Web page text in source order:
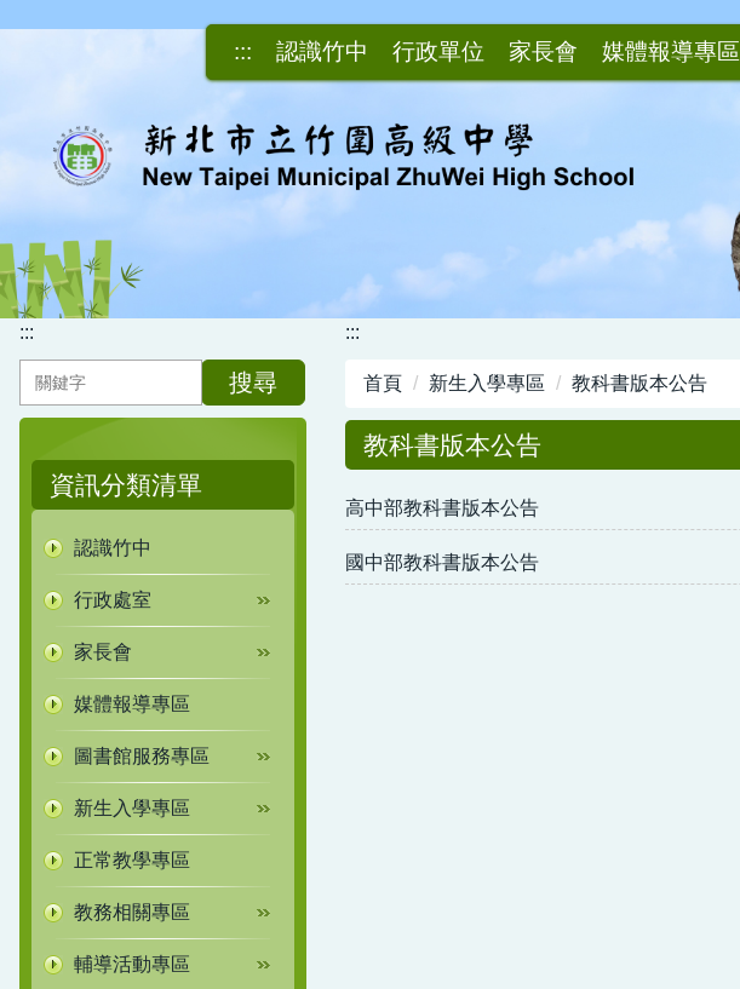
::: 認識竹中 行政單位 家長會 媒體報導專區
:::
搜尋
資訊分類清單
認識竹中
行政處室
家長會
媒體報導專區
圖書館服務專區
新生入學專區
正常教學專區
教務相關專區
輔導活動專區
:::
首頁 新生入學專區 教科書版本公告
教科書版本公告
高中部教科書版本公告
國中部教科書版本公告